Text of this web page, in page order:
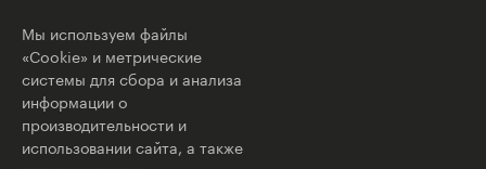
Мы используем файлы
«Cookie» и метрические
системы для сбора и анализа
информации о
производительности и
использовании сайта, а также